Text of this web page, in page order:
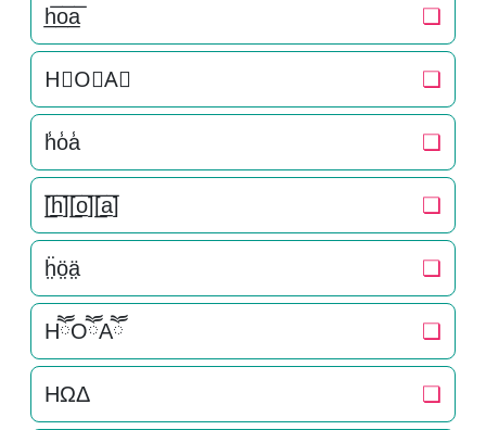
h̲̅o̲̅a̲̅ ❏
H⃣O⃣A⃣ ❏
h̾o̾a̾ ❏
[̲̅h̲̅][̲̅o̲̅][̲̅a̲̅] ❏
ḧ̤ö̤ä̤ ❏
HཽOཽAཽ ❏
HΩΔ ❏